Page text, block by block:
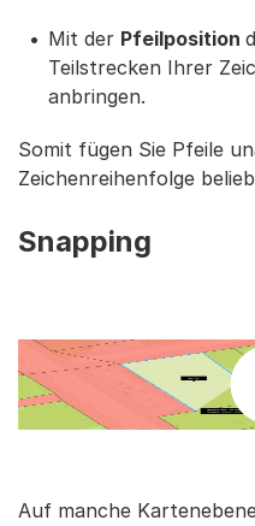
Mit der Pfeilposition
Teilstrecken Ihrer
anbringen.
Somit fügen Sie Pfeile
Zeichenreihenfolge
Snapping
Auf manche